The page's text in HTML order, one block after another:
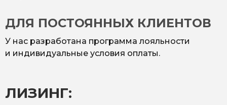
ДЛЯ ПОСТОЯННЫХ КЛИЕНТОВ
У нас разработана программа лояльности
и индивидуальные условия оплаты.
ЛИЗИНГ: